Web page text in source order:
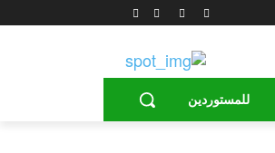
للمستوردين